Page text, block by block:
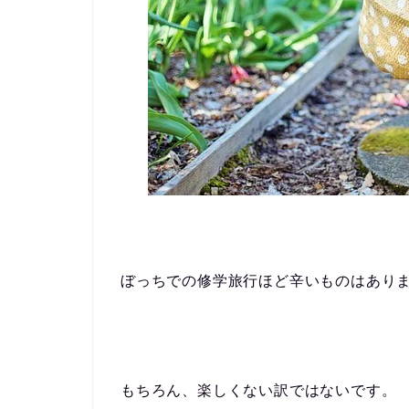
ぼっちでの修学旅行ほど辛いものはあり
もちろん、楽しくない訳ではないです。